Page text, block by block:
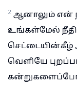
2 ஆனாலும் என்
உங்கள்மேல்
செட்டையின்கீழ்
வெளியே